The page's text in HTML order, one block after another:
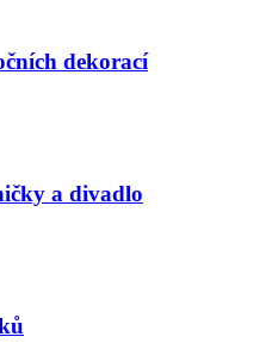
dekorací
a divadlo